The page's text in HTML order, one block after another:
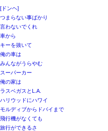
[ドンヘ]
つまらない事ばかり
言わないでくれ
車から
キーを抜いて
俺の車は
みんながうらやむ
スーパーカー
俺の家は
ラスベガスとL.A.
ハリウッドにハワイ
モルディブからドバイまで
飛行機がなくても
旅行ができるさ